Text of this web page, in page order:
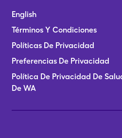
English
Términos Y Condiciones
Políticas De Privacidad
Preferencias De Privacidad
Política De Privacidad De
De WA